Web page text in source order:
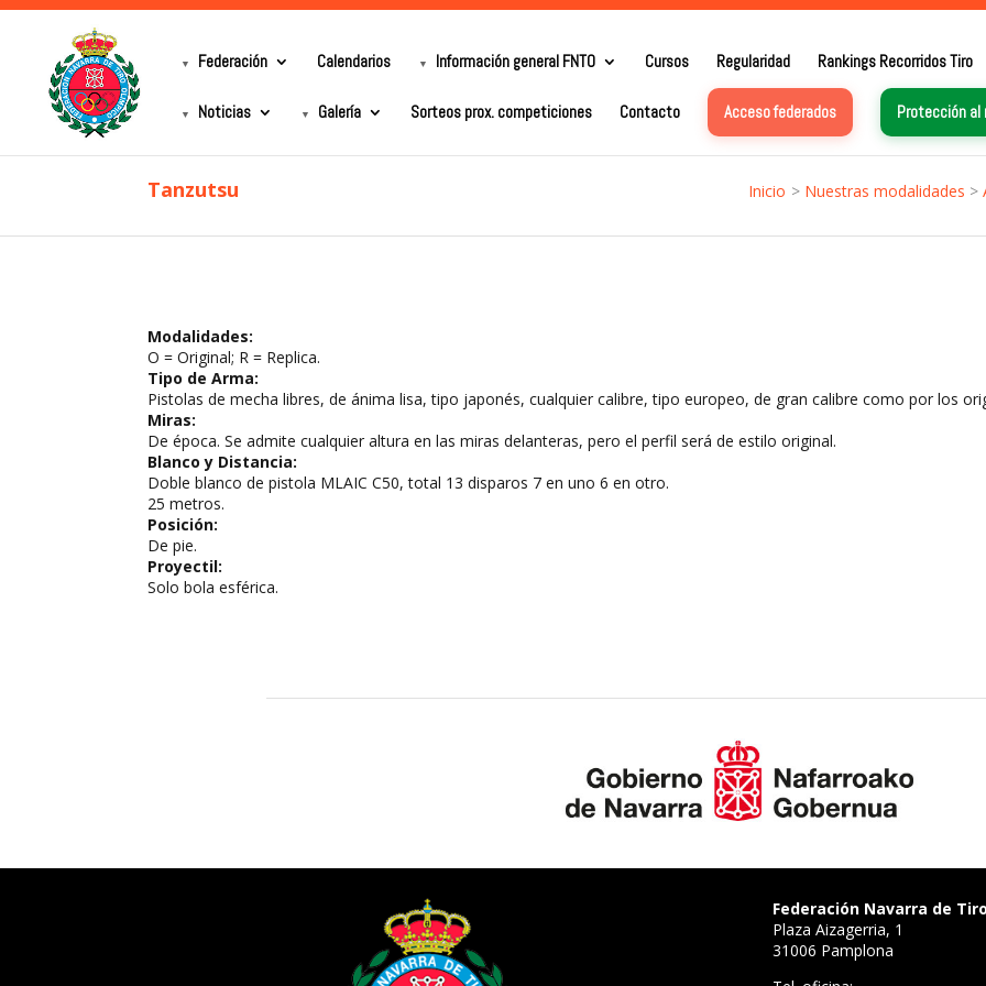
Federación Calendarios Información general FNTO Cursos Regularidad Rankings Recorridos Tiro
Noticias Galería Sorteos prox. competiciones Contacto Acceso federados Protección al
Tanzutsu Inicio > Nuestras modalidades >
Modalidades:
O = Original; R = Replica.
Tipo de Arma:
Pistolas de mecha libres, de ánima lisa, tipo japonés, cualquier calibre, tipo europeo, de gran calibre como por los
Miras:
De época. Se admite cualquier altura en las miras delanteras, pero el perfil será de estilo original.
Blanco y Distancia:
Doble blanco de pistola MLAIC C50, total 13 disparos 7 en uno 6 en otro.
25 metros.
Posición:
De pie.
Proyectil:
Solo bola esférica.
Federación Navarra de
Plaza Aizagerria, 1
31006 Pamplona